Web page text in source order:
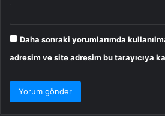
Daha sonraki yorumlarımda
adresim ve site adresim bu tarayıcıya